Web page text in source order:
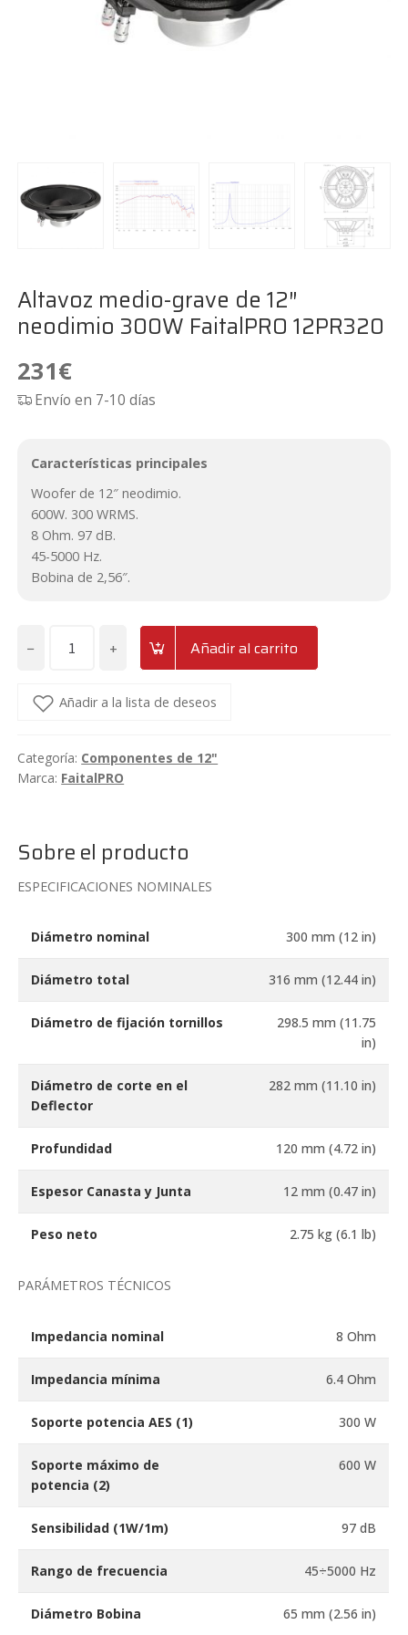
Altavoz medio-grave de 12″
neodimio 300W FaitalPRO 12PR320
231€
Envío en 7-10 días
Características principales
Woofer de 12″ neodimio.
600W. 300 WRMS.
8 Ohm. 97 dB.
45-5000 Hz.
Bobina de 2,56″.
−
grave
12"
neodimio
12PR320
cantidad
+ Añadir al carrito
Añadir a la lista de deseos
Categoría: Componentes de 12"
Marca: FaitalPRO
Sobre el producto
ESPECIFICACIONES NOMINALES
Diámetro nominal 300 mm (12 in)
Diámetro total 316 mm (12.44 in)
Diámetro de fijación tornillos
298.5 mm (11.75
in)
Diámetro de corte en el
Deflector
282 mm (11.10 in)
Profundidad 120 mm (4.72 in)
Espesor Canasta y Junta 12 mm (0.47 in)
Peso neto 2.75 kg (6.1 lb)
PARÁMETROS TÉCNICOS
Impedancia nominal 8 Ohm
Impedancia mínima 6.4 Ohm
Soporte potencia AES (1) 300 W
Soporte máximo de
potencia (2)
600 W
Sensibilidad (1W/1m) 97 dB
Rango de frecuencia 45÷5000 Hz
Diámetro Bobina 65 mm (2.56 in)